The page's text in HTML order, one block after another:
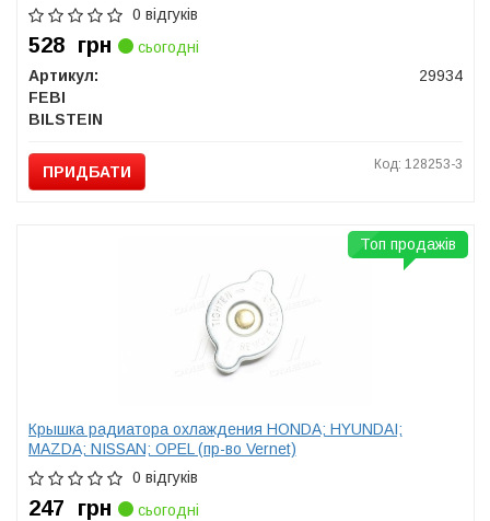
0 відгуків
528 грн
сьогодні
Артикул:
29934
FEBI
BILSTEIN
ПРИДБАТИ Код: 128253-3
Крышка радиатора охлаждения HONDA; HYUNDAI;
MAZDA; NISSAN; OPEL (пр-во Vernet)
0 відгуків
247 грн
сьогодні
Топ продажів